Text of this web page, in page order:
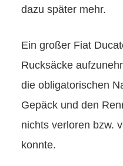
dazu später mehr.
Ein großer Fiat
Rucksäcke
die obligatorischen
Gepäck und den
nichts verloren bzw.
konnte.